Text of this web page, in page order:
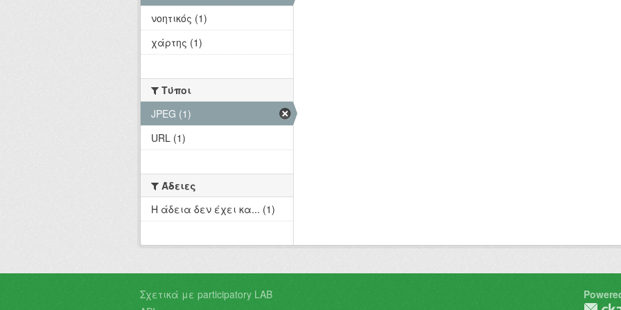
νοητικός (1)
χάρτης (1)
Τύποι
JPEG (1)
URL (1)
Άδειες
Η άδεια δεν έχει κα... (1)
Σχετικά με participatory LAB